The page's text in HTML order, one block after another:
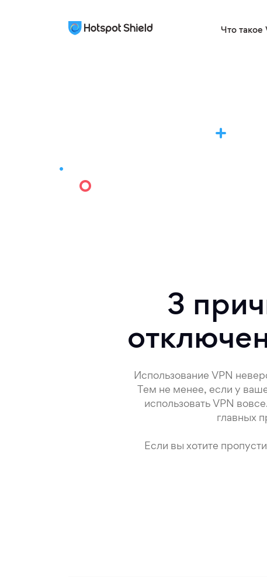
Что такое
3
Использование VPN
Тем не менее, если у
использовать VPN
главных
Если вы хотите